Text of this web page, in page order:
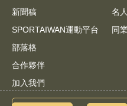
新聞稿
SPORTAIWAN運動平台
部落格
合作夥伴
加入我們
名
同